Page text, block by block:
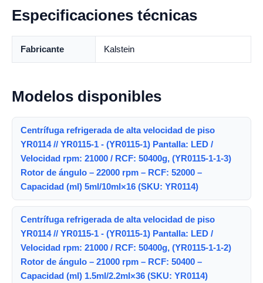
Especificaciones técnicas
Fabricante Kalstein
Modelos disponibles
Centrífuga refrigerada de alta velocidad de piso
YR0114 // YR0115-1 - (YR0115-1) Pantalla: LED /
Velocidad rpm: 21000 / RCF: 50400g, (YR0115-1-1-3)
Rotor de ángulo – 22000 rpm – RCF: 52000 –
Capacidad (ml) 5ml/10ml×16 (SKU: YR0114)
Centrífuga refrigerada de alta velocidad de piso
YR0114 // YR0115-1 - (YR0115-1) Pantalla: LED /
Velocidad rpm: 21000 / RCF: 50400g, (YR0115-1-1-2)
Rotor de ángulo – 21000 rpm – RCF: 50400 –
Capacidad (ml) 1.5ml/2.2ml×36 (SKU: YR0114)